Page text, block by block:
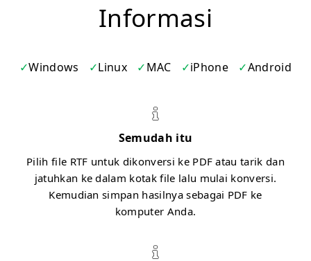
Informasi
Windows Linux MAC iPhone Android
Semudah itu
Pilih file RTF untuk dikonversi ke PDF atau tarik dan
jatuhkan ke dalam kotak file lalu mulai konversi.
Kemudian simpan hasilnya sebagai PDF ke
komputer Anda.